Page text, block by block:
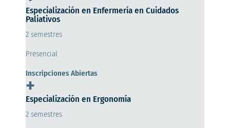
Especialización en Enfermería en Cuidados
Paliativos
2 semestres
Presencial
Inscripciones Abiertas
+
Especialización en Ergonomía
2 semestres